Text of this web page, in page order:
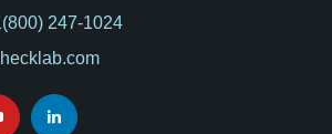
247-1024